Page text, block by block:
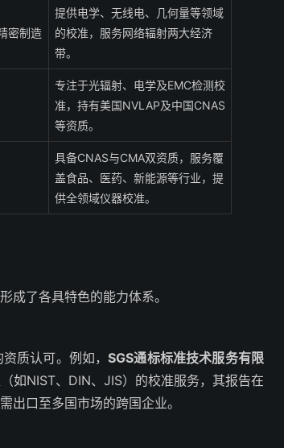
密制造
提供电学、无线电、几何量等领域
的校准，服务网络辐射两大经济
带。
专注于光辐射、电学及EMC检测校
准，持有美国NVLAP及中国CNAS
等资质。
具备CNAS与CMA双资质，服务覆
盖食品、医药、新能源等行业，提
供全领域仪器校准。
成了各具特色的能力体系。
质认可。例如，SGS通标标准技术服务有限
如NIST、DIN、JIS）的校准服务，其报告在
出口至多国市场的跨国企业。